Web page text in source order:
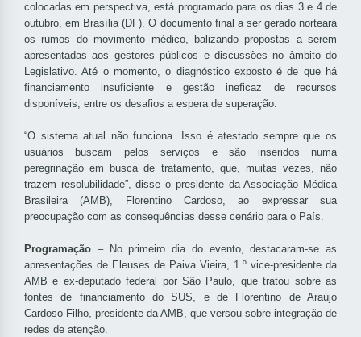
colocadas em perspectiva, está programado para os dias 3 e 4 de
outubro, em Brasília (DF). O documento final a ser gerado norteará
os rumos do movimento médico, balizando propostas a serem
apresentadas aos gestores públicos e discussões no âmbito do
Legislativo. Até o momento, o diagnóstico exposto é de que há
financiamento insuficiente e gestão ineficaz de recursos
disponíveis, entre os desafios a espera de superação.
“O sistema atual não funciona. Isso é atestado sempre que os
usuários buscam pelos serviços e são inseridos numa
peregrinação em busca de tratamento, que, muitas vezes, não
trazem resolubilidade”, disse o presidente da Associação Médica
Brasileira (AMB), Florentino Cardoso, ao expressar sua
preocupação com as consequências desse cenário para o País.
Programação – No primeiro dia do evento, destacaram-se as
apresentações de Eleuses de Paiva Vieira, 1.º vice-presidente da
AMB e ex-deputado federal por São Paulo, que tratou sobre as
fontes de financiamento do SUS, e de Florentino de Araújo
Cardoso Filho, presidente da AMB, que versou sobre integração de
redes de atenção.